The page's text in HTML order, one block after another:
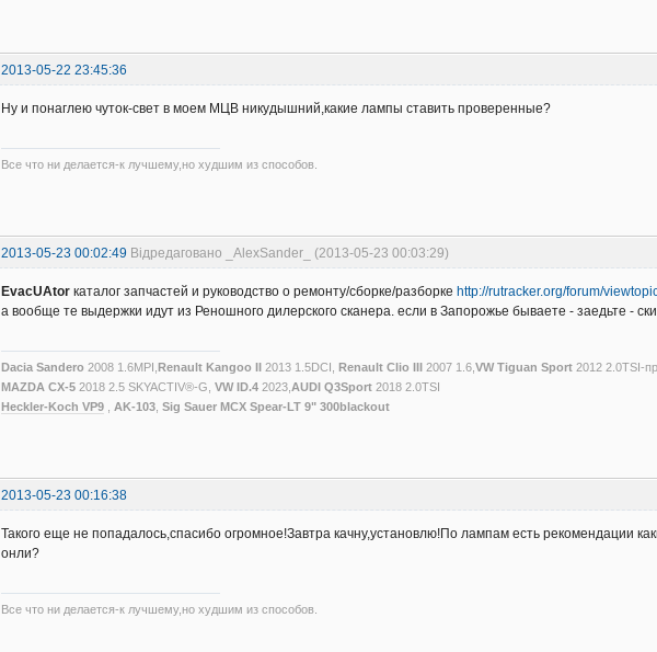
2013-05-22 23:45:36
Ну и понаглею чуток-свет в моем МЦВ никудышний,какие лампы ставить проверенные?
Все что ни делается-к лучшему,но худшим из способов.
2013-05-23 00:02:49 Відредаговано _AlexSander_ (2013-05-23 00:03:29)
EvacUAtor каталог запчастей и руководство о ремонту/сборке/разборкеhttp://rutracker.org/forum/
а вообще те выдержки идут из Реношного дилерского сканера. если в Запорожье бываете - заедьте -
Dacia Sandero 2008 1.6MPI, Renault Kangoo II 2013 1.5DCI, Renault Clio III 2007 1.6,VW Tiguan Sport 2012 2.0TSI-
MAZDA CX-5 2018 2.5 SKYACTIV®-G,VW ID.4 2023,AUDI Q3Sport 2018 2.0TSI
Heckler-Koch VP9 ,AK-103,Sig Sauer MCX Spear-LT 9" 300blackout
2013-05-23 00:16:38
Такого еще не попадалось,спасибо огромное!Завтра качну,установлю!По лампам есть рекомендации
онли?
Все что ни делается-к лучшему,но худшим из способов.